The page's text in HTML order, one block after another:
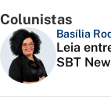
Colunistas
Basília
Leia
SBT